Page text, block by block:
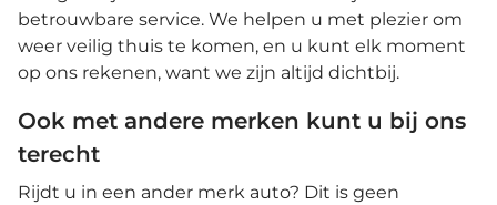
betrouwbare service. We helpen u met plezier om
weer veilig thuis te komen, en u kunt elk moment
op ons rekenen, want we zijn altijd dichtbij.
Ook met andere merken kunt u bij ons
terecht
Rijdt u in een ander merk auto? Dit is geen